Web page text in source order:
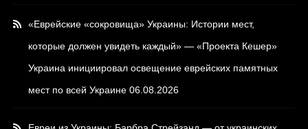
«Еврейские «сокровища» Украины: Истории мест,
которые должен увидеть каждый» — «Проекта Кешер»
Украина инициировал освещение еврейских памятных
мест по всей Украине 06.08.2026